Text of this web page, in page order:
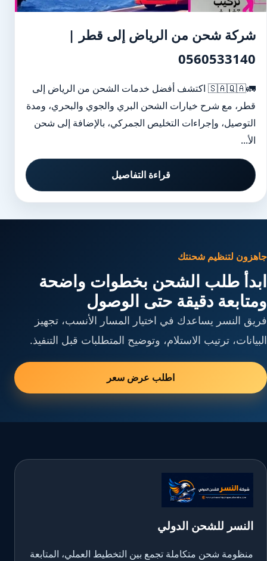
شركة شحن من الرياض إلى قطر |
0560533140
🚛🇸🇦🇶🇦 اكتشف أفضل خدمات الشحن من الرياض إلى
قطر، مع شرح خيارات الشحن البري والجوي والبحري، ومدة
التوصيل، وإجراءات التخليص الجمركي، بالإضافة إلى شحن
الأ...
قراءة التفاصيل
جاهزون لتنظيم شحنتك
ابدأ طلب الشحن بخطوات واضحة
ومتابعة دقيقة حتى الوصول
فريق النسر يساعدك في اختيار المسار الأنسب، تجهيز
البيانات، ترتيب الاستلام، وتوضيح المتطلبات قبل التنفيذ.
اطلب عرض سعر
النسر للشحن الدولي
منظومة شحن متكاملة تجمع بين التخطيط العملي، المتابعة